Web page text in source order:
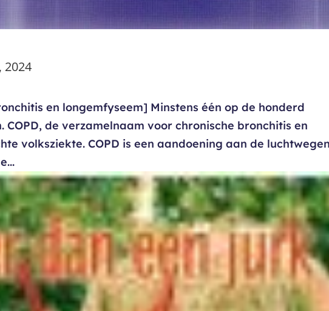
2024
en longemfyseem] Minstens één op de honderd
COPD, de verzamelnaam voor chronische bronchitis en
volksziekte. COPD is een aandoening aan de